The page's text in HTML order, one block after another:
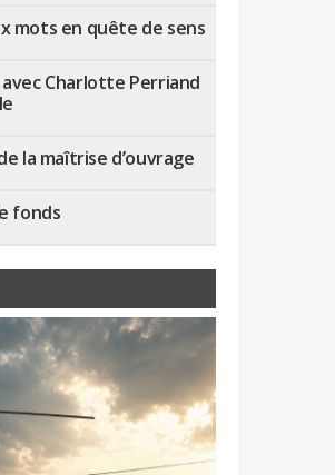
mots en quête de sens
Charlotte Perriand
la maîtrise d’ouvrage
fonds